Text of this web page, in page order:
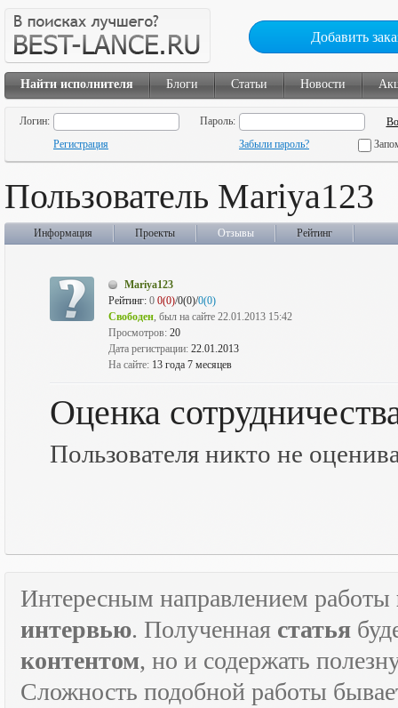
Добавить
Найти исполнителя Блоги Статьи Новости
Логин:
Пароль:
Регистрация
Забыли пароль?
Пользователь Mariya123
Информация Проекты Отзывы Рейтинг
Mariya123
Рейтинг: 0 0(0)/0(0)/0(0)
Свободен, был на сайте 22.01.2013 15:42
Просмотров: 20
Дата регистрации: 22.01.2013
На сайте: 13 года 7 месяцев
Оценка
Пользователя никто не
Интересным направлением работы
интервью. Полученная статья
контентом, но и содержать
Сложность подобной работы